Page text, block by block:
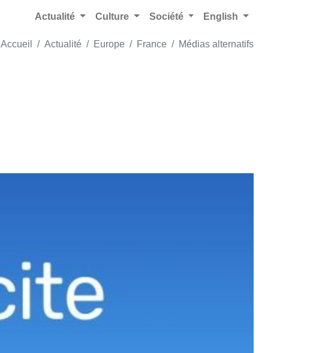
Actualité Culture Société English
Accueil Actualité Europe France Médias alternatifs